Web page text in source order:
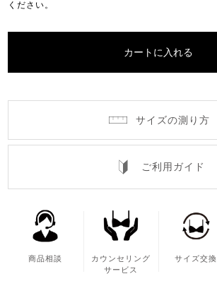
ください。
カートに入れる
サイズの測り方
ご利用ガイド
商品相談
カウンセリング
サービス
サイズ交換